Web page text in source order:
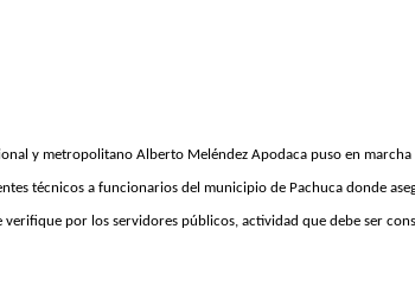
y metropolitano Alberto Meléndez Apodaca puso en marcha
técnicos a funcionarios del municipio de Pachuca donde
verifique por los servidores públicos, actividad que debe ser